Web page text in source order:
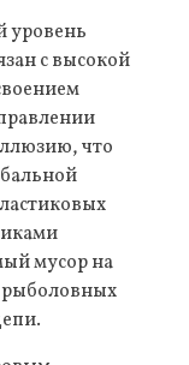
уровень
с высокой
что
мусор на
рыболовных